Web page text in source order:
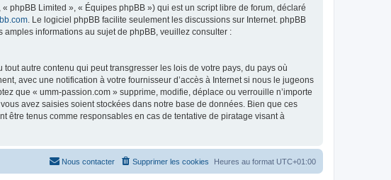
phpBB Limited », « Équipes phpBB ») qui est un script libre de forum, déclaré
. Le logiciel phpBB facilite seulement les discussions sur Internet. phpBB
informations au sujet de phpBB, veuillez consulter :
autre contenu qui peut transgresser les lois de votre pays, du pays où
avec une notification à votre fournisseur d’accès à Internet si nous le jugeons
que « umm-passion.com » supprime, modifie, déplace ou verrouille n’importe
avez saisies soient stockées dans notre base de données. Bien que ces
être tenus comme responsables en cas de tentative de piratage visant à
Heures au format UTC+01:00
Supprimer les cookies
Nous contacter